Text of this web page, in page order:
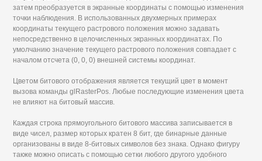
затем преобразуется в экранные координаты с помощью изменения
точки наблюдения. В использованных двухмерных примерах
координаты текущего растрового положения можно задавать
непосредственно в целочисленных экранных координатах. По
умолчанию значение текущего растрового положения совпадает с
началом отсчета (0, 0, 0) внешней системы координат.
Цветом битового отображения является текущий цвет в момент
вызова команды glRasterPos. Любые последующие изменения цвета
не влияют на битовый массив.
Каждая строка прямоугольного битового массива записывается в
виде чисел, размер которых кратен 8 бит, где бинарные данные
организованы в виде 8-битовых символов без знака. Однако фигуру
также можно описать с помощью сетки любого другого удобного